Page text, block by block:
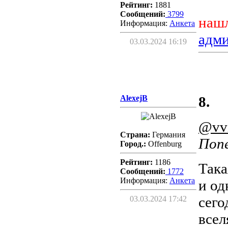
Рейтинг: 1881
Сообщений: 3799
Информация: Aнкета
03.03.2024 16:19
AlexejB
Страна: Германия
Город.: Offenburg
Рейтинг: 1186
Сообщений: 1772
Информация: Aнкета
03.03.2024 17:42
8.
и